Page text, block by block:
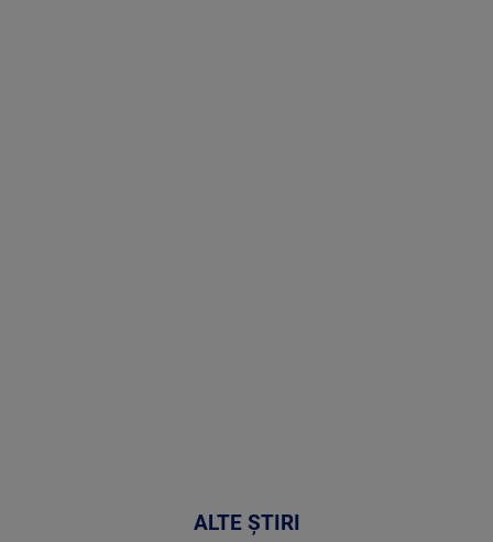
ALTE ȘTIRI